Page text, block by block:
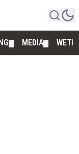
MEDIA